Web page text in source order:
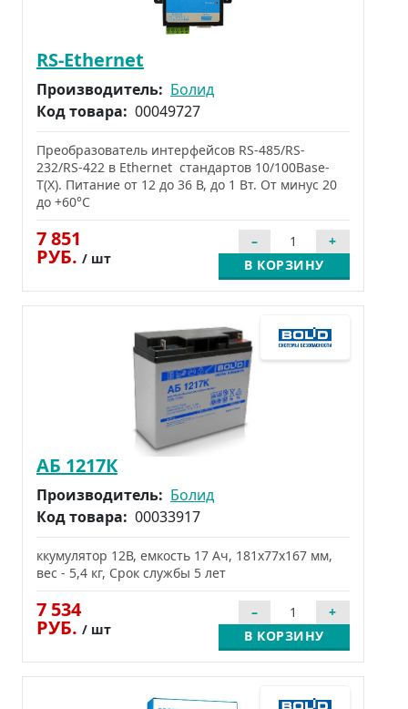
RS-Ethernet
Производитель: Болид
Код товара: 00049727
Преобразователь интерфейсов RS-485/RS-
232/RS-422 в Ethernet стандартов 10/100Base-
T(X). Питание от 12 до 36 В, до 1 Вт. От минус 20
до +60°С
7 851
РУБ. / шт В КОРЗИНУ
АБ 1217К
Производитель: Болид
Код товара: 00033917
ккумулятор 12В, емкость 17 Ач, 181х77х167 мм,
вес - 5,4 кг, Срок службы 5 лет
7 534
РУБ. / шт В КОРЗИНУ